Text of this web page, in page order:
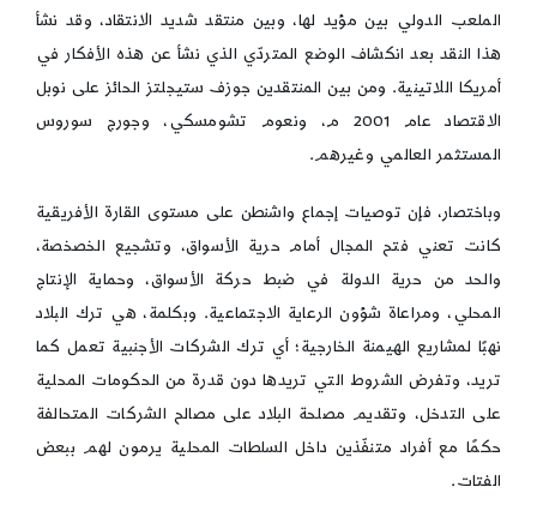
الملعب الدولي بين مؤيد لها، وبين منتقد شديد الانتقاد، وقد نشأ
هذا النقد بعد انكشاف الوضع المتردّي الذي نشأ عن هذه الأفكار في
أمريكا اللاتينية. ومن بين المنتقدين جوزف ستيجلتز الحائز على نوبل
الاقتصاد عام 2001 م، ونعوم تشومسكي، وجورج سوروس
المستثمر العالمي وغيرهم.
وباختصار، فإن توصيات إجماع واشنطن على مستوى القارة الأفريقية
كانت تعني فتح المجال أمام حرية الأسواق، وتشجيع الخصخصة،
والحد من حرية الدولة في ضبط حركة الأسواق، وحماية الإنتاج
المحلي، ومراعاة شؤون الرعاية الاجتماعية. وبكلمة، هي ترك البلاد
نهبًا لمشاريع الهيمنة الخارجية؛ أي ترك الشركات الأجنبية تعمل كما
تريد، وتفرض الشروط التي تريدها دون قدرة من الحكومات المحلية
على التدخل، وتقديم مصلحة البلاد على مصالح الشركات المتحالفة
حكمًا مع أفراد متنفّذين داخل السلطات المحلية يرمون لهم ببعض
الفتات.